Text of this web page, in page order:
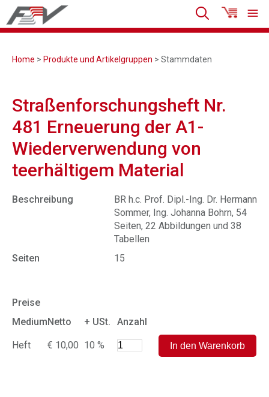
Home > Produkte und Artikelgruppen > Stammdaten
Straßenforschungsheft Nr.
481 Erneuerung der A1-
Wiederverwendung von
teerhältigem Material
Beschreibung
BR h.c. Prof. Dipl.-Ing. Dr. Hermann
Sommer, Ing. Johanna Bohrn, 54
Seiten, 22 Abbildungen und 38
Tabellen
Seiten
15
Preise
MediumNetto + USt. Anzahl
Heft € 10,00 10 %